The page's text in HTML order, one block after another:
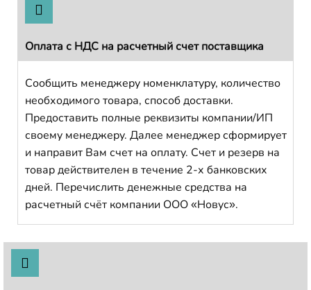
Оплата с НДС на расчетный счет поставщика
Сообщить менеджеру номенклатуру, количество
необходимого товара, способ доставки.
Предоставить полные реквизиты компании/ИП
своему менеджеру. Далее менеджер сформирует
и направит Вам счет на оплату. Счет и резерв на
товар действителен в течение 2-х банковских
дней. Перечислить денежные средства на
расчетный счёт компании ООО «Новус».